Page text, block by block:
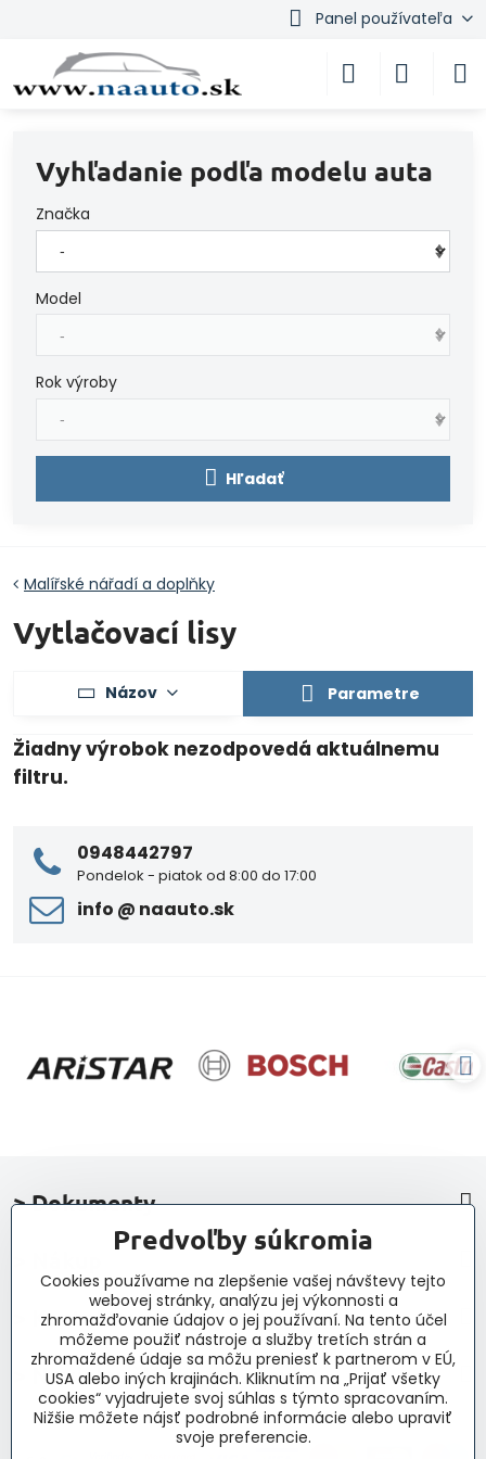
Panel používateľa
Vyhľadanie podľa modelu auta
Značka
Model
Rok výroby
Hľadať
Malířské nářadí a doplňky
Vytlačovací lisy
Názov Parametre
0948442797
Pondelok - piatok od 8:00 do 17:00
info ​@ naauto​.sk
> Dokumenty
> Kontakt a navigácia
> Novinky, články, príspevky
Predvoľby súkromia
Cookies používame na zlepšenie vašej návštevy tejto
webovej stránky, analýzu jej výkonnosti a
zhromažďovanie údajov o jej používaní. Na tento účel
môžeme použiť nástroje a služby tretích strán a
zhromaždené údaje sa môžu preniesť k partnerom v EÚ,
USA alebo iných krajinách. Kliknutím na „Prijať všetky
cookies“ vyjadrujete svoj súhlas s týmto spracovaním.
Nižšie môžete nájsť podrobné informácie alebo upraviť
svoje preferencie.